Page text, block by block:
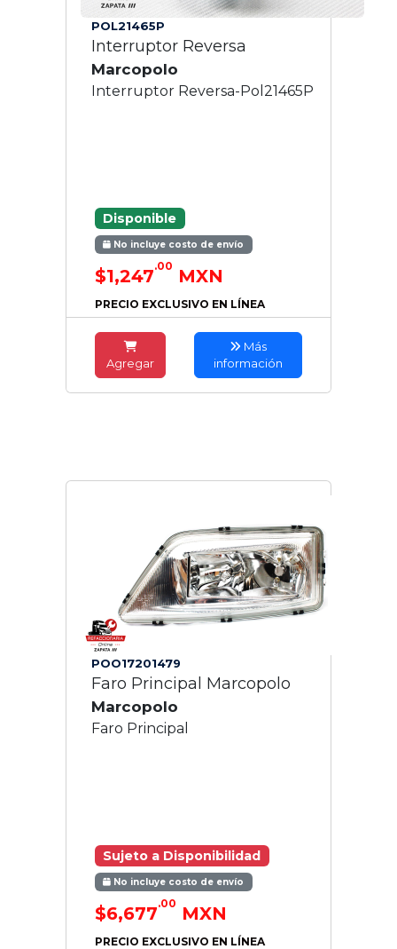
POL21465P
Interruptor Reversa
Marcopolo
Interruptor Reversa-Pol21465P
Disponible
No incluye costo de envío
$1,247.00 MXN
PRECIO EXCLUSIVO EN LÍNEA
Agregar
Más
información
POO17201479
Faro Principal Marcopolo
Marcopolo
Faro Principal
Sujeto a Disponibilidad
No incluye costo de envío
$6,677.00 MXN
PRECIO EXCLUSIVO EN LÍNEA